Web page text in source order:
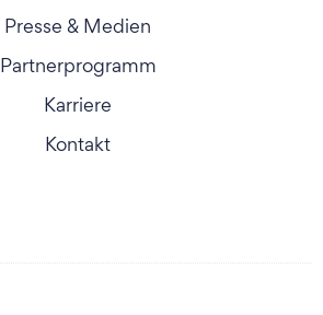
Presse & Medien
Partnerprogramm
Karriere
Kontakt